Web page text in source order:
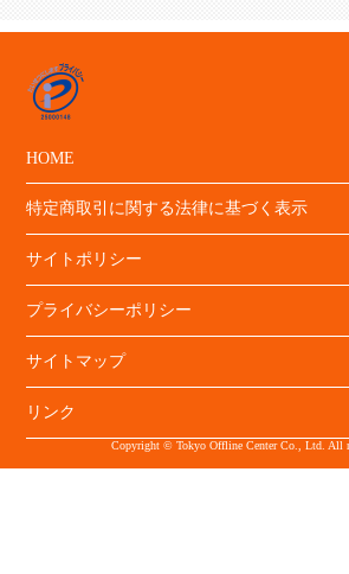
HOME
特定商取引に関する法律に基づく表示
サイトポリシー
プライバシーポリシー
サイトマップ
リンク
Copyright © Tokyo Offline Center Co., Ltd. All